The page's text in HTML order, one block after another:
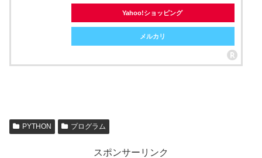
Yahoo!ショッピング
メルカリ
PYTHON プログラム
スポンサーリンク